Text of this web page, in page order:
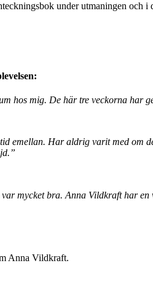
under utmaningen och
hos mig. De här tre veckorna har
emellan. Har aldrig varit med om
mycket bra. Anna Vildkraft har
Anna Vildkraft.